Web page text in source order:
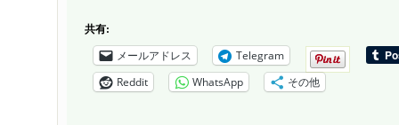
共有:
メールアドレス
Telegram
Reddit
WhatsApp その他